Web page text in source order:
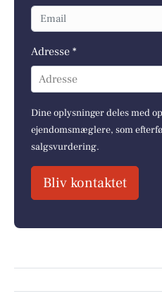
Adresse *
Adresse
Dine oplysninger deles med
ejendomsmæglere, som
salgsvurdering.
Bliv kontaktet